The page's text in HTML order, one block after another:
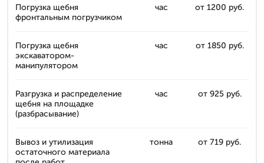
Погрузка щебня
фронтальным погрузчиком
час от 1200 руб.
Погрузка щебня
экскаватором-
манипулятором
час от 1850 руб.
Разгрузка и распределение
щебня на площадке
(разбрасывание)
час от 925 руб.
Вывоз и утилизация
остаточного материала
тонна от 719 руб.